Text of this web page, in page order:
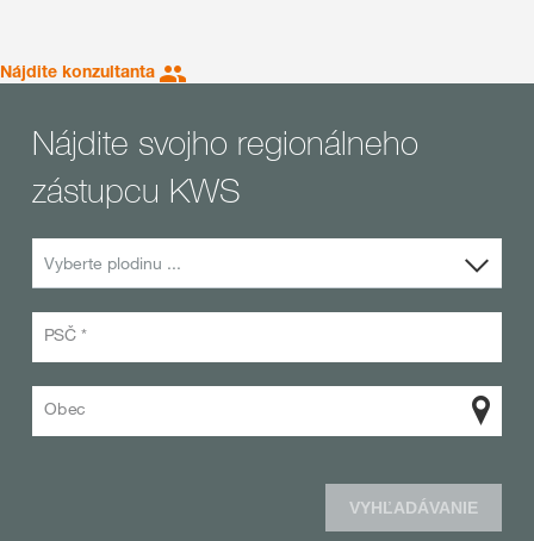
Nájdite konzultanta
Nájdite svojho regionálneho
zástupcu KWS
Vyberte plodinu ...
PSČ *
Obec
VYHĽADÁVANIE